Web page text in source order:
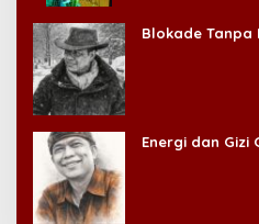
Blokade Tanpa
Energi dan Gizi